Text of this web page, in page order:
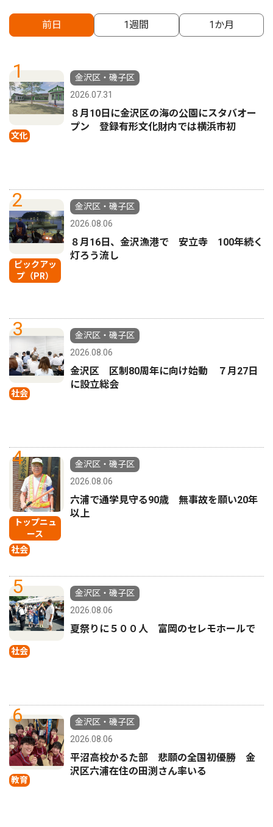
前日 1週間 1か月
1
文化
金沢区・磯子区
2026.07.31
８月10日に金沢区の海の公園にスタバオー
プン 登録有形文化財内では横浜市初
2
ピックアッ
プ（PR）
金沢区・磯子区
2026.08.06
８月16日、金沢漁港で 安立寺 100年続く
灯ろう流し
3
社会
金沢区・磯子区
2026.08.06
金沢区 区制80周年に向け始動 ７月27日
に設立総会
4
トップニュ
ース
社会
金沢区・磯子区
2026.08.06
六浦で通学見守る90歳 無事故を願い20年
以上
5
社会
金沢区・磯子区
2026.08.06
夏祭りに５００人 富岡のセレモホールで
6
教育
金沢区・磯子区
2026.08.06
平沼高校かるた部 悲願の全国初優勝 金
沢区六浦在住の田渕さん率いる